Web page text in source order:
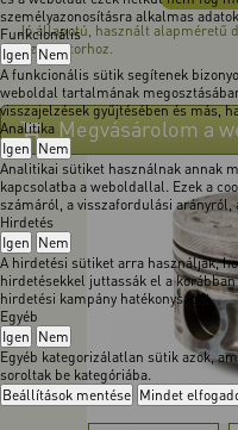
személyazonosításra alkalmas
Funkcionális
Igen Nem
A funkcionális sütik segítenek
weboldal tartalmának
visszajelzések gyűjtésében és más,
Analitika
Igen Nem
Analitikai sütiket használnak annak
kapcsolatba a weboldallal. Ezek a
számáról, a visszafordulási
Hirdetés
Igen Nem
A hirdetési sütiket arra használják,
hirdetésekkel juttassák el a
hirdetési kampány hatékonyságát.
Egyéb
Igen Nem
Egyéb kategorizálatlan sütik azok,
soroltak be kategóriába.
Beállítások mentése Mindet
Jó állapotú, használt alapméretű
dízelmotorhoz.
Megvásárolom a